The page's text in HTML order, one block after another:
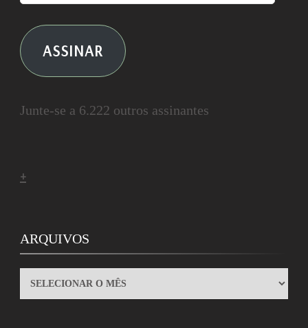
ASSINAR
Junte-se a 6.222 outros assinantes
+
ARQUIVOS
ARQUIVOS